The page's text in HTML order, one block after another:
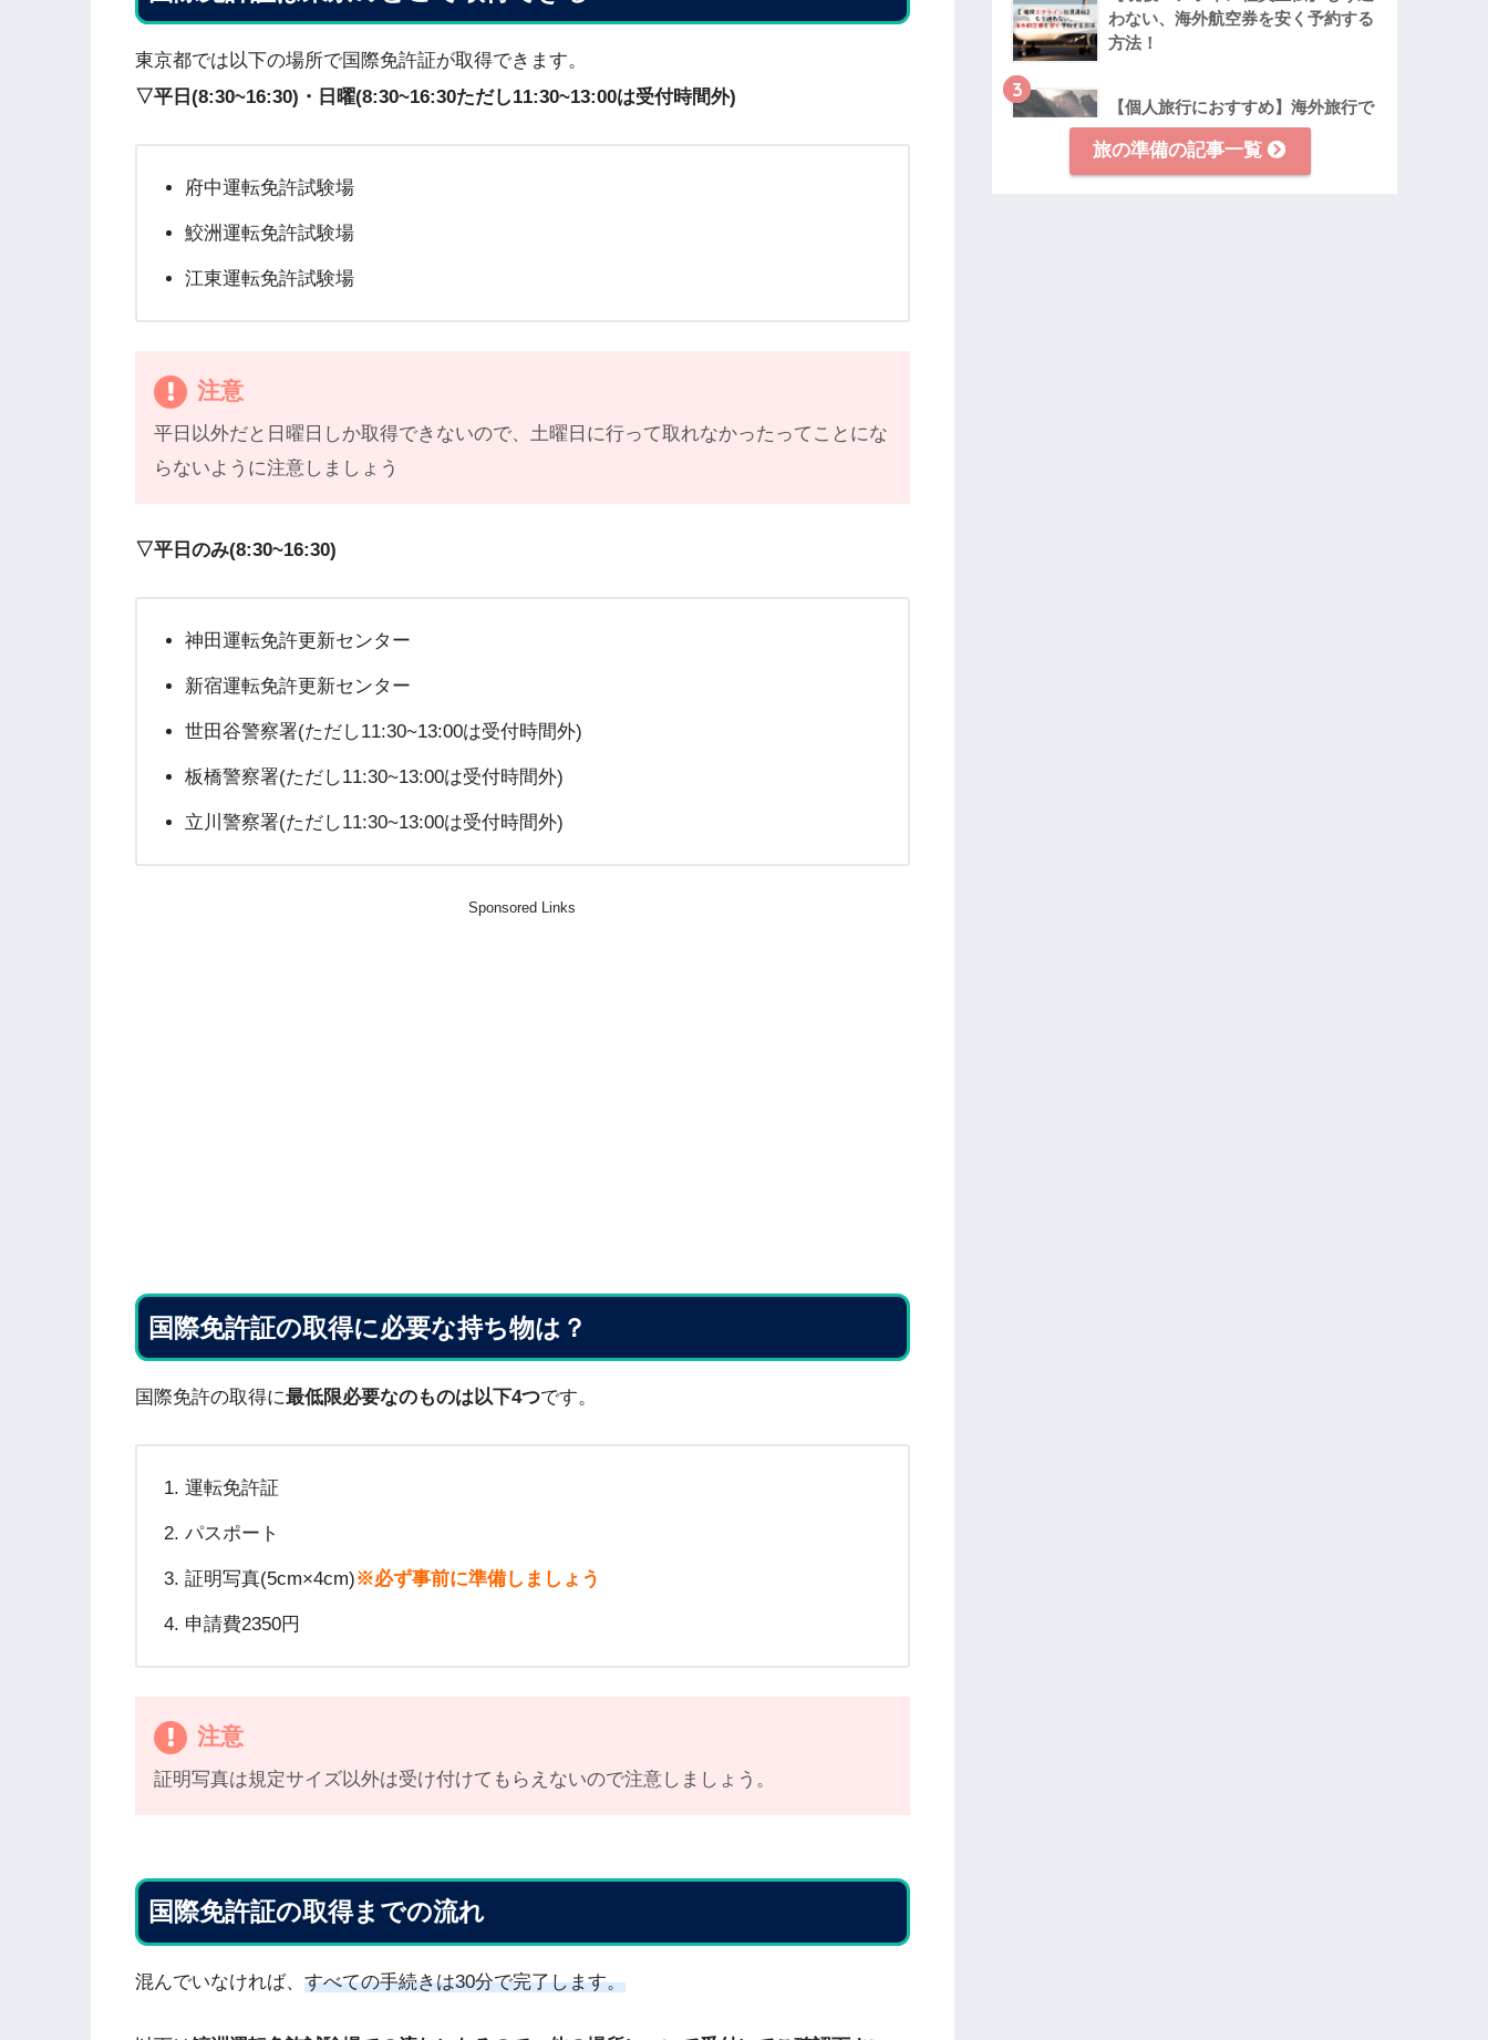
東京都では以下の場所で国際免許証が取得できます。
▽平日(8:30~16:30)・日曜(8:30~16:30ただし11:30~13:00は受付時間外)
府中運転免許試験場
鮫洲運転免許試験場
江東運転免許試験場
注意
平日以外だと日曜日しか取得できないので、土曜日に行って取れなかったってことにな
らないように注意しましょう
▽平日のみ(8:30~16:30)
神田運転免許更新センター
新宿運転免許更新センター
世田谷警察署(ただし11:30~13:00は受付時間外)
板橋警察署(ただし11:30~13:00は受付時間外)
立川警察署(ただし11:30~13:00は受付時間外)
Sponsored Links
国際免許証の取得に必要な持ち物は？
国際免許の取得に最低限必要なのものは以下4つです。
運転免許証
パスポート
証明写真(5cm×4cm)※必ず事前に準備しましょう
申請費2350円
注意
証明写真は規定サイズ以外は受け付けてもらえないので注意しましょう。
国際免許証の取得までの流れ
混んでいなければ、 すべての手続きは30分で完了します。
わない、海外航空券を安く予約する
方法！
3
【個人旅行におすすめ】海外旅行で
現地ツアーに参加する3つのメリッ
トとは?
旅の準備の記事一覧